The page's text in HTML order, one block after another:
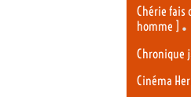
Chérie fais
homme ] •
Chronique
Cinéma